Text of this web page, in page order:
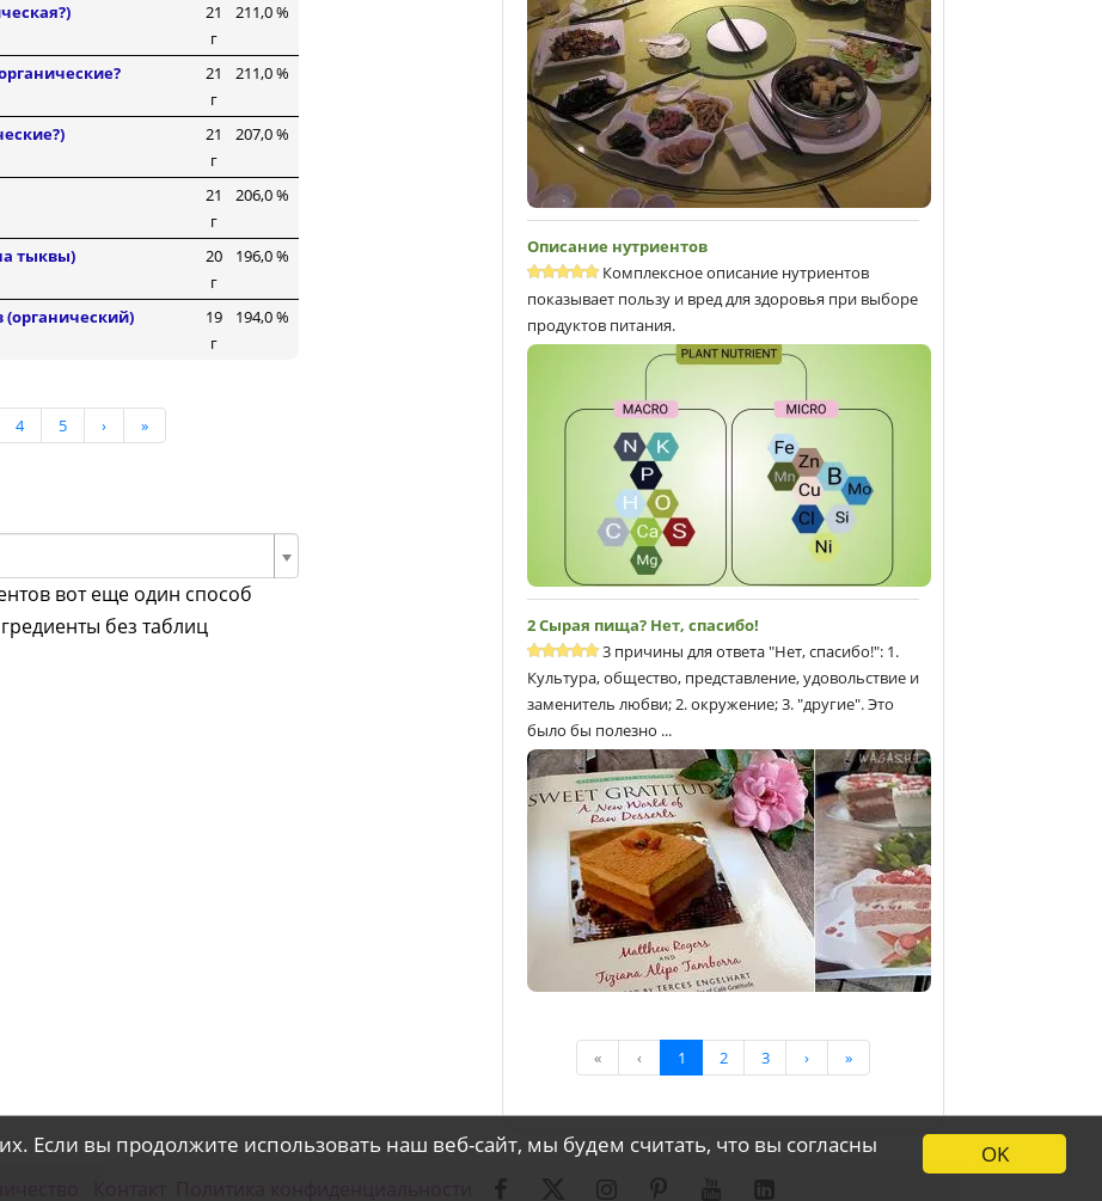
21
г
211,0 %
21
г
211,0 %
21
г
207,0 %
21
г
206,0 %
тыквы)
20
г
196,0 %
(органический)
19
г
194,0 %
4 5 › »
вот еще один способ
без таблиц
Описание нутриентов
Комплексное описание нутриентов
показывает пользу и вред для здоровья при выборе
продуктов питания.
2 Сырая пища? Нет, спасибо!
3 причины для ответа "Нет, спасибо!": 1.
Культура, общество, представление, удовольствие и
заменитель любви; 2. окружение; 3. "другие". Это
было бы полезно ...
« ‹ 1 2 3 › »
OK
Если вы продолжите использовать наш веб-сайт, мы будем считать, что вы согласны